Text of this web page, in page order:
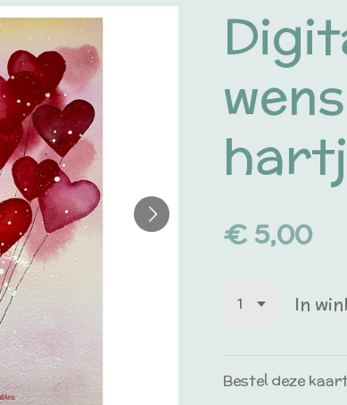
€ 5,00
In
Bestel deze